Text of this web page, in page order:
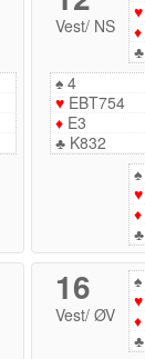
Vest/ NS
♥
♦
♣
♠4
♥EBT754
♦E3
♣K832
♠
♥
♦
♣
16
Vest/ ØV
♠
♥
♦
♣